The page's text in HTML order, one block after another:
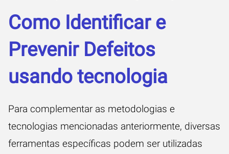
Como Identificar e
Prevenir Defeitos
usando tecnologia
Para complementar as metodologias e
tecnologias mencionadas anteriormente, diversas
ferramentas específicas podem ser utilizadas